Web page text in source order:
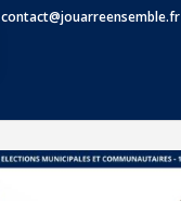
contact@jouarreensemble.fr